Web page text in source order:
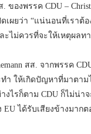
. ของพรรค CDU –
ดเผยว่า “แน่นอนที่เรา
ะไม่ควรที่จะให้เหตุผลท
สส. จากพรรค
ำ ให้เกิดปัญหาที่มาตา
งไรก็ตาม CDU ก็ไม่น่
ได้รับเสียงข้างมาก